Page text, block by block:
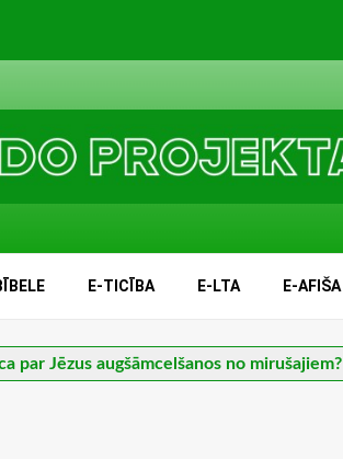
E-TICĪBA E-LTA E-AFIŠA
par Jēzus augšāmcelšanos no mirušajiem?